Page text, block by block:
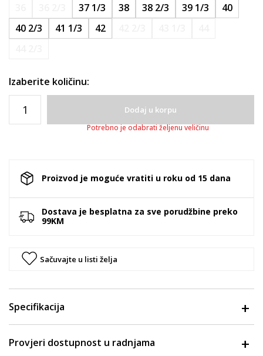
37 1/3 38 38 2/3 39 1/3
40
40 2/3
41 1/3 42
Izaberite količinu:
Dodaj u korpu
Potrebno je odabrati željenu veličinu
Proizvod je moguće vratiti u roku od 15 dana
Dostava je besplatna za sve porudžbine preko
99KM
Sačuvajte u listi želja
Specifikacija
Provjeri dostupnost u radnjama